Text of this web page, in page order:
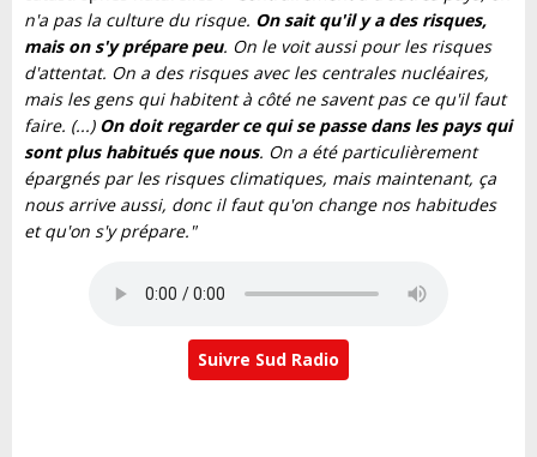
n'a pas la culture du risque. On sait qu'il y a des risques,
mais on s'y prépare peu. On le voit aussi pour les risques
d'attentat. On a des risques avec les centrales nucléaires,
mais les gens qui habitent à côté ne savent pas ce qu'il faut
faire. (...) On doit regarder ce qui se passe dans les pays qui
sont plus habitués que nous. On a été particulièrement
épargnés par les risques climatiques, mais maintenant, ça
nous arrive aussi, donc il faut qu'on change nos habitudes
et qu'on s'y prépare."
Suivre Sud Radio